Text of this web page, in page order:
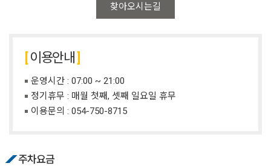
찾아오시는길
이용안내
운영시간 : 07:00 ~ 21:00
정기휴무 : 매월 첫째, 셋째 일요일 휴무
이용문의 : 054-750-8715
주차요금